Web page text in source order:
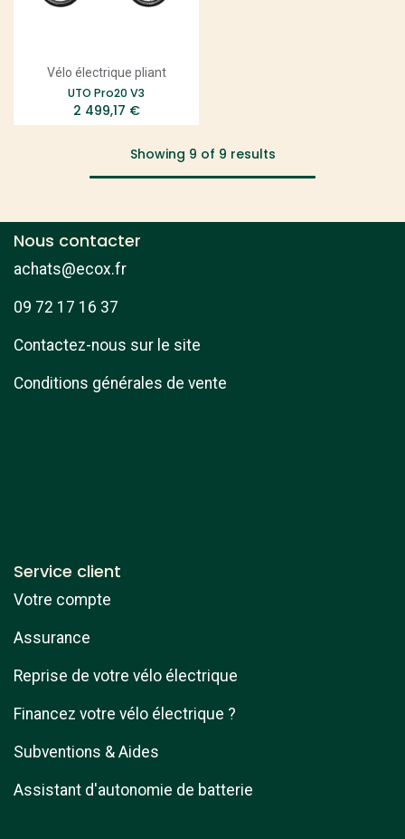
Vélo électrique pliant
UTO Pro20 V3
2 499,17 €
Showing 9 of 9 results
Nous contacter
achats@ecox.fr
09 72 17 16 37
Contactez-nous sur le site
Conditions générales de vente
Service client
Votre compte
Assurance
Reprise de votre vélo électrique
Financez votre vélo électrique ?
Subventions & Aides
Assistant d'autonomie de batterie